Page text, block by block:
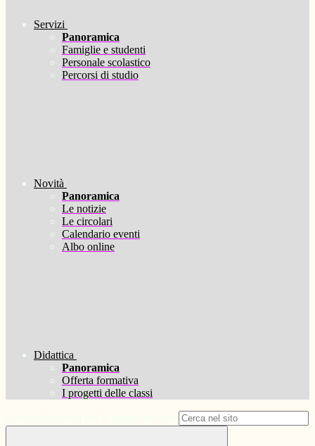
Servizi
Panoramica
Famiglie e studenti
Personale scolastico
Percorsi di studio
Novità
Panoramica
Le notizie
Le circolari
Calendario eventi
Albo online
Didattica
Panoramica
Offerta formativa
I progetti delle classi